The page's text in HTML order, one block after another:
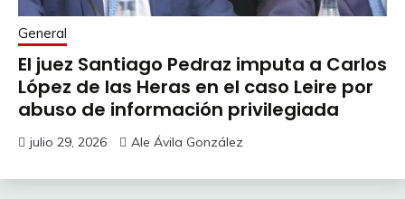
General
El juez Santiago Pedraz imputa a Carlos
López de las Heras en el caso Leire por
abuso de información privilegiada
julio 29, 2026 Ale Ávila González